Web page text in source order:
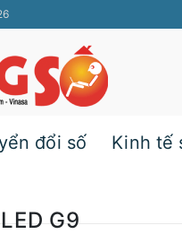
đổi số Kinh tế
G9